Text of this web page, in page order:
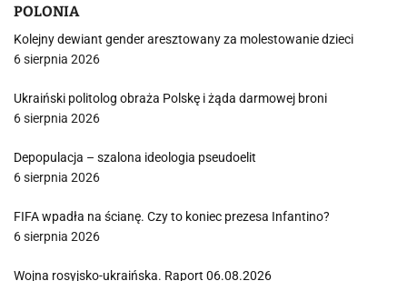
POLONIA
Kolejny dewiant gender aresztowany za molestowanie dzieci
6 sierpnia 2026
Ukraiński politolog obraża Polskę i żąda darmowej broni
6 sierpnia 2026
Depopulacja – szalona ideologia pseudoelit
6 sierpnia 2026
FIFA wpadła na ścianę. Czy to koniec prezesa Infantino?
6 sierpnia 2026
Wojna rosyjsko-ukraińska. Raport 06.08.2026